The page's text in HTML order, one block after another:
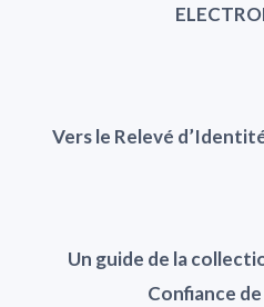
Vers le Relevé
Un guide de la
Confiance